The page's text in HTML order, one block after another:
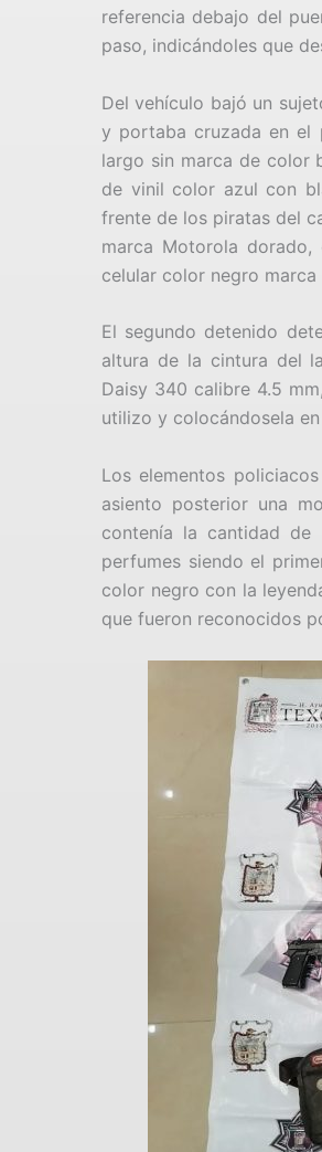
referencia debajo del
paso, indicándoles que
Del vehículo bajó un
y portaba cruzada en el
largo sin marca de color
de vinil color azul con
frente de los piratas del
marca Motorola
celular color negro marca
El segundo detenido
altura de la cintura del
Daisy 340 calibre 4.5
utilizo y colocándosela
Los elementos
asiento posterior una
contenía la cantidad
perfumes siendo el
color negro con la
que fueron reconocidos